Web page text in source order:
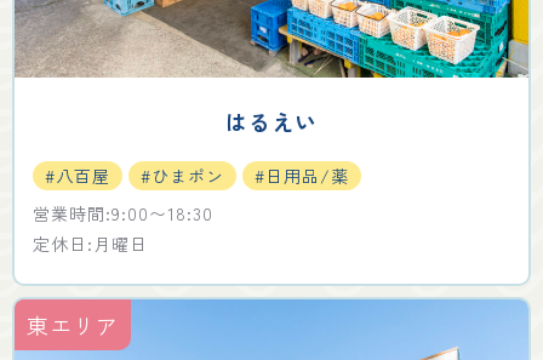
東エリア
はるえい
#八百屋 #ひまポン
#日用品/薬
営業時間:9:00〜18:30
定休日:月曜日